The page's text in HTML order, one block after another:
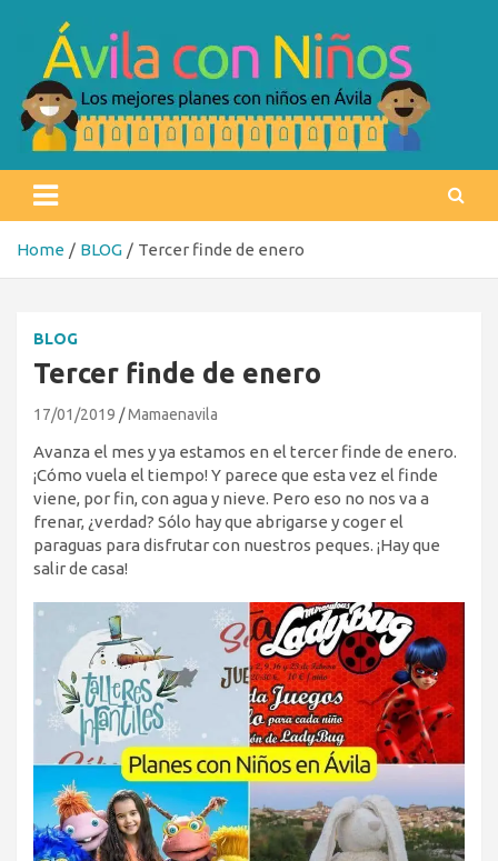
content
Ávila con niños
Home BLOG Tercer finde de enero
BLOG
Tercer finde de enero
17/01/2019 Mamaenavila
Avanza el mes y ya estamos en el tercer finde de enero.
¡Cómo vuela el tiempo! Y parece que esta vez el finde
viene, por fin, con agua y nieve. Pero eso no nos va a
frenar, ¿verdad? Sólo hay que abrigarse y coger el
paraguas para disfrutar con nuestros peques. ¡Hay que
salir de casa!